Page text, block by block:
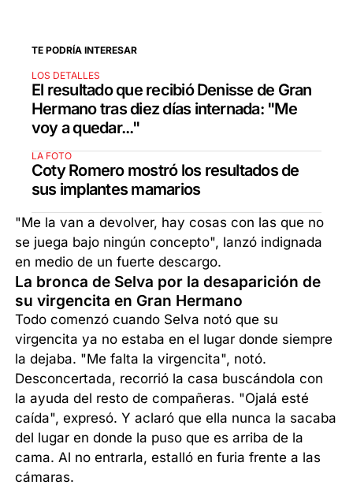
TE PODRÍA INTERESAR
LOS DETALLES
El resultado que recibió Denisse de Gran
Hermano tras diez días internada: "Me
voy a quedar..."
LA FOTO
Coty Romero mostró los resultados de
sus implantes mamarios
"Me la van a devolver, hay cosas con las que no
se juega bajo ningún concepto", lanzó indignada
en medio de un fuerte descargo.
La bronca de Selva por la desaparición de
su virgencita en Gran Hermano
Todo comenzó cuando Selva notó que su
virgencita ya no estaba en el lugar donde siempre
la dejaba. "Me falta la virgencita", notó.
Desconcertada, recorrió la casa buscándola con
la ayuda del resto de compañeras. "Ojalá esté
caída", expresó. Y aclaró que ella nunca la sacaba
del lugar en donde la puso que es arriba de la
cama. Al no entrarla, estalló en furia frente a las
cámaras.